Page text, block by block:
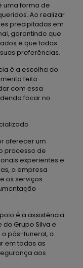
uma forma de
Ao realizar
precipitadas em
garantindo que
e que todos
preferências.
é a escolha do
feito
com essa
focar no
oferecer um
processo de
experientes e
a empresa
os serviços
é a assistência
Grupo Silva e
o pós-funeral, a
em todas as
aos